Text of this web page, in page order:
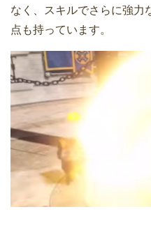
なく、スキルでさらに強力
点も持っています。